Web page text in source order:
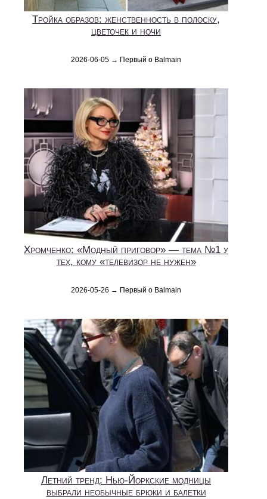
Тройка образов: женственность в полоску,
цветочек и ночи
2026-06-05 → Первый о Balmain
Хромченко: «Модный приговор» — тема №1 у
тех, кому «телевизор не нужен»
2026-05-26 → Первый о Balmain
Летний тренд: Нью-Йоркские модницы
выбрали необычные брюки и балетки